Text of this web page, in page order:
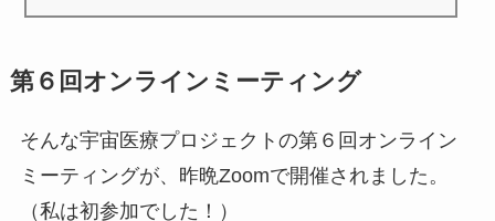
第６回オンラインミーティング
そんな宇宙医療プロジェクトの第６回オンライン
ミーティングが、昨晩Zoomで開催されました。
（私は初参加でした！）